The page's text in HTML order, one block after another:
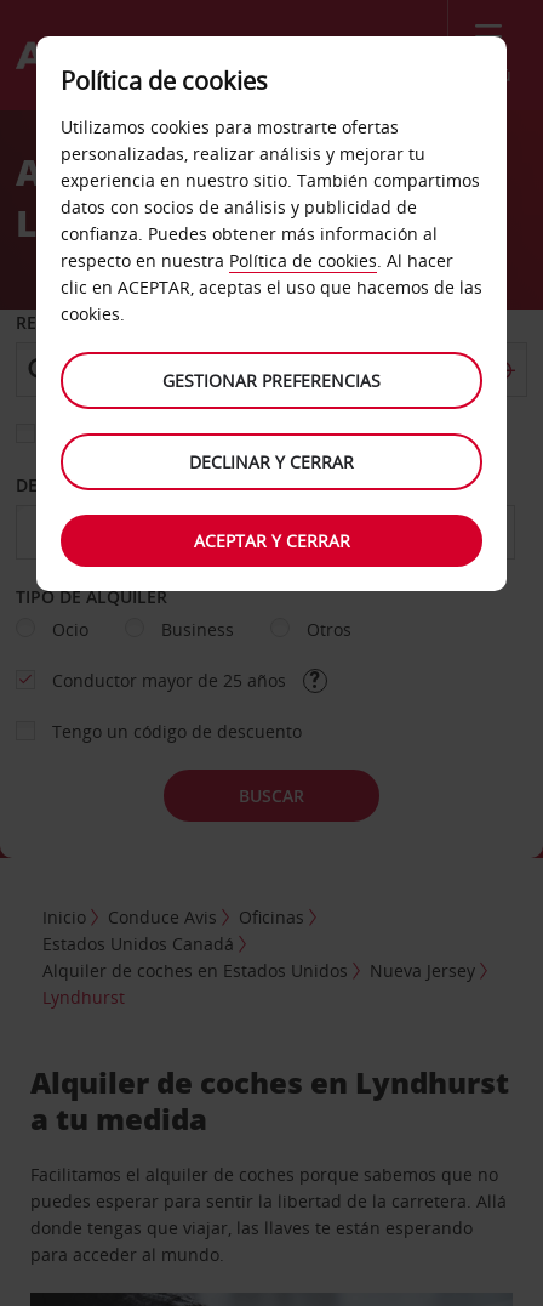
Menú
Welcome
AvisAlquiler de coches
Lyndhurst
RECOGER EN
Elegir otra oficina de devolución
DESDE HASTA
TIPO DE ALQUILER
Ocio
Business Otros
Conductor mayor de 25 años
Tengo un código de descuento
BUSCAR
Inicio Conduce Avis
Oficinas
Estados Unidos Canadá
Alquiler de coches en Estados Unidos
Nueva Jersey
Lyndhurst
Alquiler de coches en Lyndhurst
a tu medida
Facilitamos el alquiler de coches porque sabemos que no
puedes esperar para sentir la libertad de la carretera. Allá
donde tengas que viajar, las llaves te están esperando
para acceder al mundo.
Política de cookies
Utilizamos cookies para mostrarte ofertas
personalizadas, realizar análisis y mejorar tu
experiencia en nuestro sitio. También compartimos
datos con socios de análisis y publicidad de
confianza. Puedes obtener más información al
respecto en nuestra Política de cookies. Al hacer
clic en ACEPTAR, aceptas el uso que hacemos de las
cookies.
GESTIONAR PREFERENCIAS
DECLINAR Y CERRAR
ACEPTAR Y CERRAR